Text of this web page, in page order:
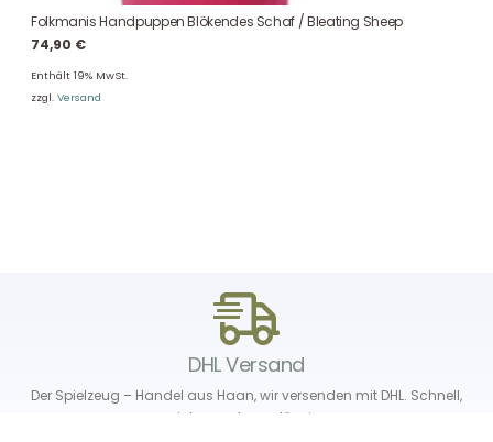
Folkmanis Handpuppen Blökendes Schaf / Bleating Sheep
74,90 €
Enthält 19% MwSt.
zzgl. Versand
DHL Versand
Der Spielzeug – Handel aus Haan, wir versenden mit DHL. Schnell,
sicher und zuverlässig.